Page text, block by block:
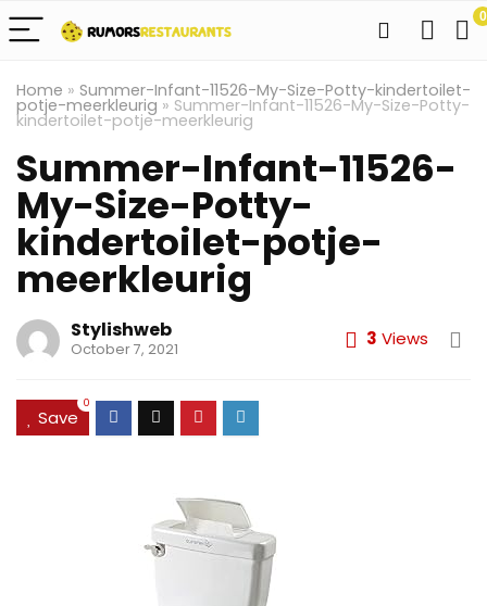
0
Home » Summer-Infant-11526-My-Size-Potty-kindertoilet-
potje-meerkleurig » Summer-Infant-11526-My-Size-Potty-
kindertoilet-potje-meerkleurig
Summer-Infant-11526-
My-Size-Potty-
kindertoilet-potje-
meerkleurig
Stylishweb
October 7, 2021 3 Views
Save
0